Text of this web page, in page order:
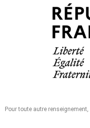
Pour toute autre